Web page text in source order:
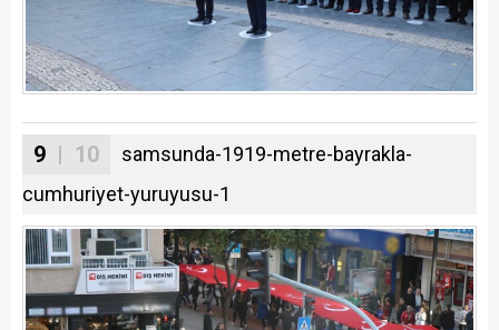
9 | 10
samsunda-1919-metre-bayrakla-
cumhuriyet-yuruyusu-1